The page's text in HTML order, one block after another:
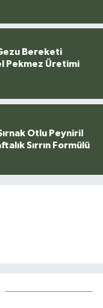
Bereketi
Pekmez Üretimi
Otlu Peyniri!
Sırrın Formülü